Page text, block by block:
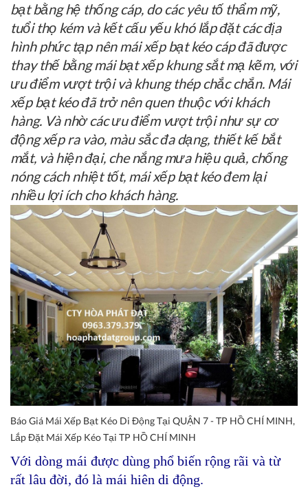
bạt bằng hệ thống cáp, do các yêu tố thẩm mỹ,
tuổi thọ kém và kết cấu yếu khó lắp đặt các địa
hình phức tạp nên mái xếp bạt kéo cáp đã được
thay thế bằng mái bạt xếp khung sắt mạ kẽm, với
ưu điểm vượt trội và khung thép chắc chắn. Mái
xếp bạt kéo đã trở nên quen thuộc với khách
hàng. Và nhờ các ưu điểm vượt trội như sự cơ
động xếp ra vào, màu sắc đa dạng, thiết kế bắt
mắt, và hiện đại, che nắng mưa hiệu quả, chống
nóng cách nhiệt tốt, mái xếp bạt kéo đem lại
nhiều lợi ích cho khách hàng.
Báo Giá Mái Xếp Bạt Kéo Di Động Tại QUẬN 7 - TP HỒ CHÍ MINH,
Lắp Đặt Mái Xếp Kéo Tại TP HỒ CHÍ MINH
Với dòng mái được dùng phổ biến rộng rãi và từ
rất lâu đời, đó là mái hiên di động.